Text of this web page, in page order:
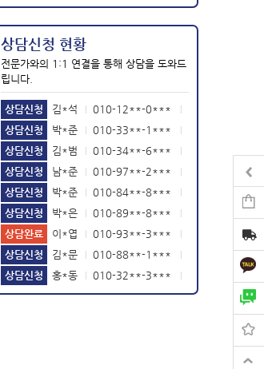
상담신청 현황
전문가와의 1:1 연결을 통해 상담을 도와드
립니다.
상담신청
김*석 010-12**-0***
2026-04-27
상담신청 박*준 010-33**-1***
2026-04-02
상담신청 김*범 010-34**-6***
2021-11-05
상담신청 남*준 010-97**-2***
2021-10-26
상담신청 박*준 010-84**-8***
2021-10-25
상담신청 박*은 010-89**-8***
2021-09-07
상담완료 이*엽 010-93**-3***
2021-06-30
상담신청 김*문 010-88**-1***
2021-02-10
상담신청 홍*동 010-32**-3***
2020-12-06
상담신청 홍*동 010-99**-7***